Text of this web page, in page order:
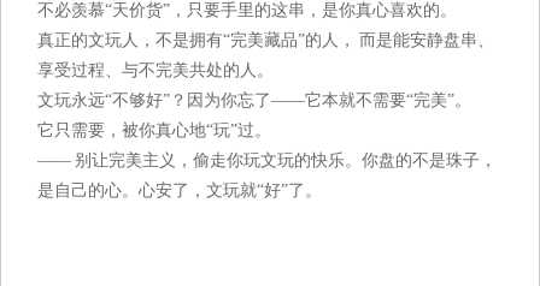
不必羡慕“天价货”，只要手里的这串，是你真心喜欢的。
真正的文玩人，不是拥有“完美藏品”的人， 而是能安静盘串、
享受过程、与不完美共处的人。
文玩永远“不够好”？因为你忘了——它本就不需要“完美”。
它只需要，被你真心地“玩”过。
—— 别让完美主义，偷走你玩文玩的快乐。你盘的不是珠子，
是自己的心。心安了，文玩就“好”了。